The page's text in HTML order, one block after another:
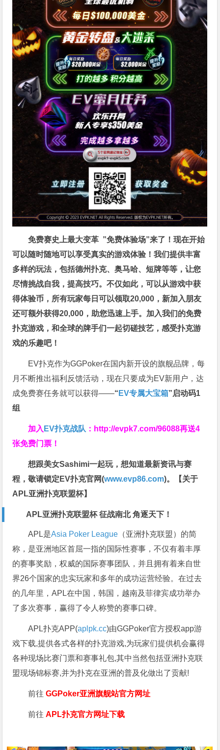
免费赛史上最大变革 ”免费体验场”来了！现在开始
可以随时随地可以享受真实的游戏体验！我们提供丰富
多样的玩法，包括德州扑克、奥马哈、短牌等等，让您
尽情挑战自我，提高技巧。不仅如此，可以从游戏中获
得体验币，所有玩家每日可以领取20,000，新加入朋友
还可额外获得20,000，助您迅速上手。 加入我们的免费
扑克游戏，和全球的牌手们一起切磋技艺，感受扑克游
戏的乐趣吧！
EV扑克作为GGPoker在国内新开设的旗舰品牌，每
月不断推出福利反馈活动，现在只要成为EV新用户，达
成免费赛任务就可以获得——“ EV专属大宝箱”启动码1
组
加入 EV扑克战队 ： http://evpk7.com/96088再送4
张免费门票！
想跟美女Sashimi一起玩，想知道最新资讯与赛
程，敬请锁定EV扑克官网(www.evp86.com)。
【关于
APL亚洲扑克联盟杯】
APL亚洲扑克联盟杯 征战南北 角逐天下！
APL是Asia Poker League （亚洲扑克联盟）的简
称，是亚洲地区首屈一指的国际性赛事，不仅有着丰厚
的赛事奖励，权威的国际赛事团队，并且拥有着来自世
界26个国家的忠实玩家和多年的成功运营经验。在过去
的几年里，APL在中国，韩国，越南及菲律宾成功举办
了多次赛事，赢得了令人称赞的赛事口碑。
APL扑克APP(aplpk.cc)由GGPoker官方授权app游
戏下载,提供各式各样的扑克游戏,为玩家们提供机会赢得
各种现场比赛门票和赛事礼包,其中当然包括亚洲扑克联
盟现场锦标赛,并为扑克在亚洲的普及化做出了贡献!
前往GGPoker亚洲旗舰站官方网址
前往APL扑克官方网址下载